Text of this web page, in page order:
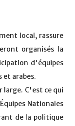
local, rassure
organisés la
d'équipes
et arabes.
C'est ce qui
Nationales
de la politique